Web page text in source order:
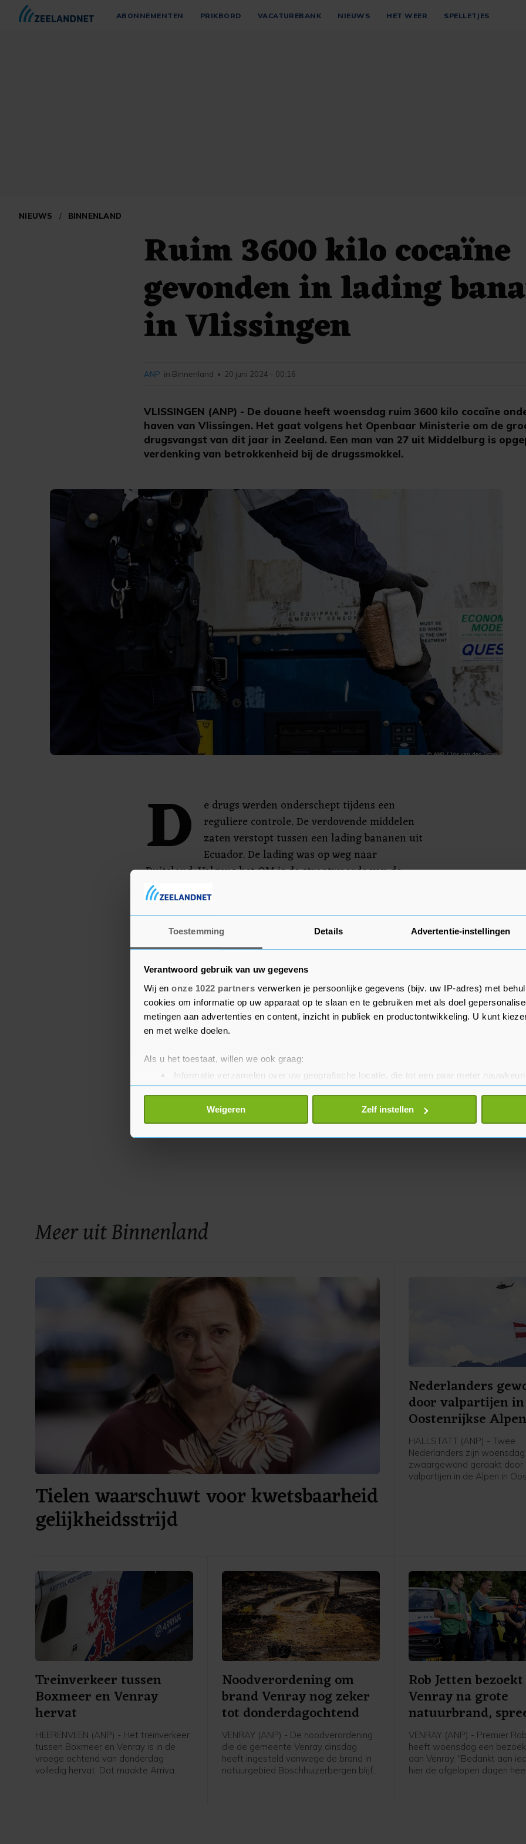
Toestemming Details Advertentie-instellingen
Verantwoord gebruik van uw gegevens
Wij en onze 1022 partners verwerken je persoonlijke gegevens (bijv. uw IP-adres) met
cookies om informatie op uw apparaat op te slaan en te gebruiken met als doel
metingen aan advertenties en content, inzicht in publiek en productontwikkeling. U kunt
en met welke doelen.
Als u het toestaat, willen we ook graag:
Informatie verzamelen over uw geografische locatie, die tot een paar meter
Uw apparaat identificeren door het actief te scannen op specifieke eigenschappen
Lees meer over hoe uw persoonlijke gegevens worden verwerkt en stel uw voorkeuren in het
toestemming op elk moment wijzigen of intrekken in de Cookieverklaring.
Weigeren Zelf instellen
ABONNEMENTEN PRIKBORD VACATUREBANK NIEUWS HET WEER SPELLETJES
NIEUWS / BINNENLAND
Ruim 3600 kilo cocaïne
gevonden in lading
in Vlissingen
VLISSINGEN (ANP) - De douane heeft woensdag ruim 3600 kilo cocaïne
haven van Vlissingen. Het gaat volgens het Openbaar Ministerie om de
drugsvangst van dit jaar in Zeeland. Een man van 27 uit Middelburg is
verdenking van betrokkenheid bij de drugssmokkel.
ANP in Binnenland • 20 juni 2024 - 00:16
D
e drugs werden onderschept tijdens een
reguliere controle. De verdovende middelen
zaten verstopt tussen een lading bananen uit
Ecuador. De lading was op weg naar
Duitsland. Volgens het OM is de straatwaarde van de
drugs ruim 270 miljoen euro.
De drugs zijn afgevoerd en vernietigd. De woning van de
verdachte wordt doorzocht.
Meer uit Binnenland
Tielen waarschuwt voor kwetsbaarheid
gelijkheidsstrijd
Nederlanders
door valpartijen in
Oostenrijkse Alpen
HALLSTATT (ANP) - Twee
Nederlanders zijn woensdag
zwaargewond geraakt door
valpartijen in de Alpen in
Treinverkeer tussen
Boxmeer en Venray
hervat
HEERENVEEN (ANP) - Het treinverkeer
tussen Boxmeer en Venray is in de
vroege ochtend van donderdag
volledig hervat. Dat maakte Arriva
Noodverordening om
brand Venray nog zeker
tot donderdagochtend
VENRAY (ANP) - De noodverordening
die de gemeente Venray dinsdag
heeft ingesteld vanwege de brand in
natuurgebied Boschhuizerbergen blijft
Rob Jetten bezoekt
Venray na grote
natuurbrand,
dank uit
VENRAY (ANP) - Premier
heeft woensdag een
aan Venray. "Bedankt aan
hier de afgelopen dagen